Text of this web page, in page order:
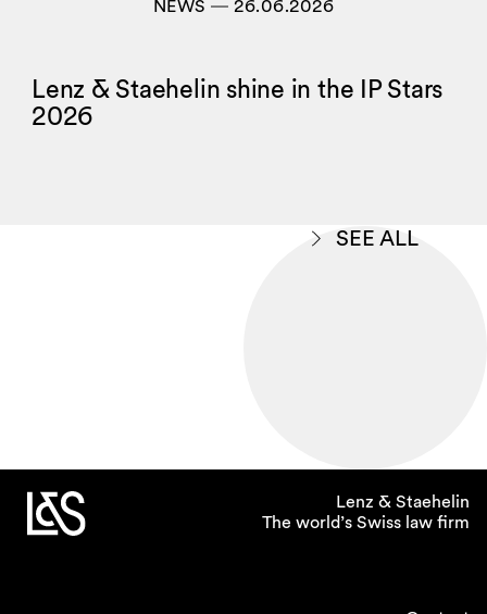
NEWS― 26.06.2026
Lenz & Staehelin shine in the IP Stars
2026
SEE ALL
Lenz & Staehelin
The world’s Swiss law firm